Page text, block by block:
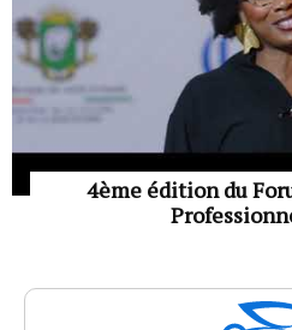
4ème édition du